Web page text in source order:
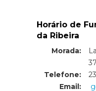
Horário de
da Ribeira
Morada:
Telefone:
Email: